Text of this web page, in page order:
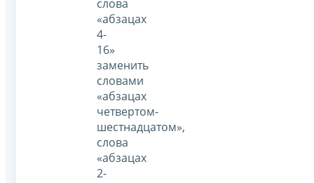
слова
«абзацах
4-
16»
заменить
словами
«абзацах
четвертом-
шестнадцатом»,
слова
«абзацах
2-